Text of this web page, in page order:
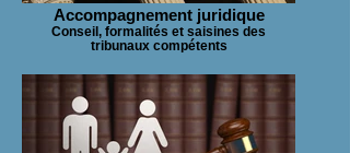
Accompagnement juridique
Conseil, formalités et saisines des
tribunaux compétents